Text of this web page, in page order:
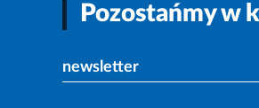
Pozostańmy w
newsletter